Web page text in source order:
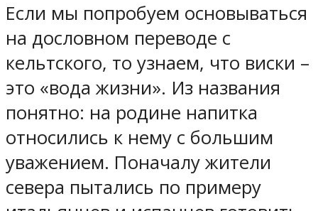
Если мы попробуем основываться
на дословном переводе с
кельтского, то узнаем, что виски –
это «вода жизни». Из названия
понятно: на родине напитка
относились к нему с большим
уважением. Поначалу жители
севера пытались по примеру